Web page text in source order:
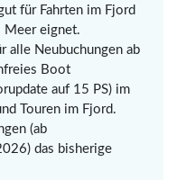
für Fahrten im Fjord
Meer eignet.
alle Neubuchungen ab
Boot
auf 15 PS) im
Touren im Fjord.
(ab
das bisherige